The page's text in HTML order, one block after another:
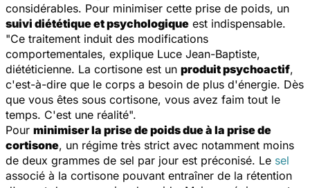
considérables. Pour minimiser cette prise de poids, un
suivi diététique et psychologique est indispensable.
"Ce traitement induit des modifications
comportementales, explique Luce Jean-Baptiste,
diététicienne. La cortisone est un produit psychoactif,
c'est-à-dire que le corps a besoin de plus d'énergie. Dès
que vous êtes sous cortisone, vous avez faim tout le
temps. C'est une réalité".
Pour minimiser la prise de poids due à la prise de
cortisone, un régime très strict avec notamment moins
de deux grammes de sel par jour est préconisé. Le sel
associé à la cortisone pouvant entraîner de la rétention